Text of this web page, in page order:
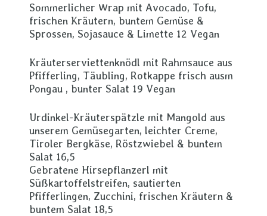
Sommerlicher Wrap mit Avocado, Tofu,
frischen Kräutern, buntem Gemüse &
Sprossen, Sojasauce & Limette 12 Vegan
Kräuterserviettenknödl mit Rahmsauce aus
Pfifferling, Täubling, Rotkappe frisch ausm
Pongau , bunter Salat 19 Vegan
Urdinkel-Kräuterspätzle mit Mangold aus
unserem Gemüsegarten, leichter Creme,
Tiroler Bergkäse, Röstzwiebel & buntem
Salat 16,5
Gebratene Hirsepflanzerl mit
Süßkartoffelstreifen, sautierten
Pfifferlingen, Zucchini, frischen Kräutern &
buntem Salat 18,5